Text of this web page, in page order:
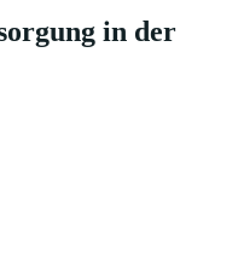
in der